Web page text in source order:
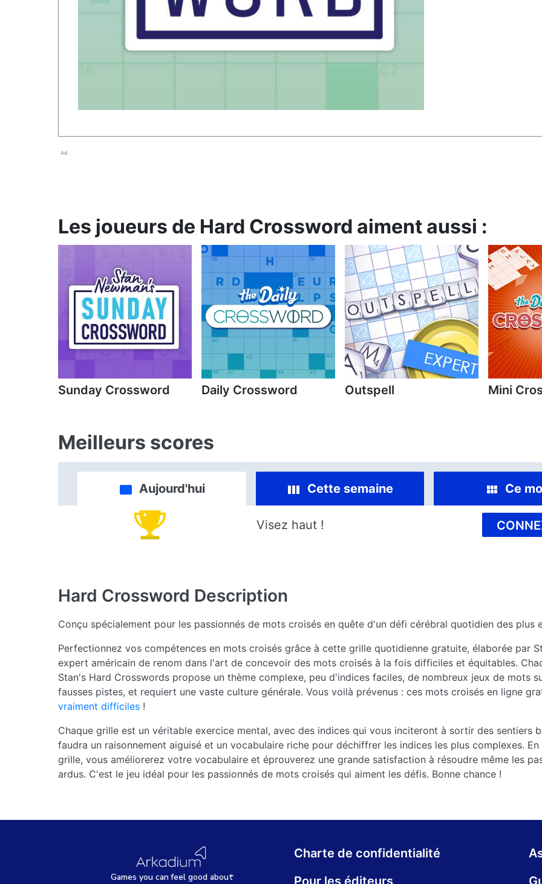
Ad
Les joueurs de Hard Crossword aiment aussi :
Sunday Crossword Daily Crossword Outspell Mini
Meilleurs scores
Aujourd'hui Cette semaine Ce
Visez haut !
Hard Crossword Description
Conçu spécialement pour les passionnés de mots croisés en quête d'un défi cérébral quotidien des plus
Perfectionnez vos compétences en mots croisés grâce à cette grille quotidienne gratuite, élaborée par
expert américain de renom dans l'art de concevoir des mots croisés à la fois difficiles et équitables.
Stan's Hard Crosswords propose un thème complexe, peu d'indices faciles, de nombreux jeux de mots
fausses pistes, et requiert une vaste culture générale. Vous voilà prévenus : ces mots croisés en ligne
vraiment difficiles !
Chaque grille est un véritable exercice mental, avec des indices qui vous inciteront à sortir des sentiers
faudra un raisonnement aiguisé et un vocabulaire riche pour déchiffrer les indices les plus complexes.
grille, vous améliorerez votre vocabulaire et éprouverez une grande satisfaction à résoudre même les
ardus. C'est le jeu idéal pour les passionnés de mots croisés qui aiment les défis. Bonne chance !
Games you canfeel good about
Charte de confidentialité
Pour les éditeurs